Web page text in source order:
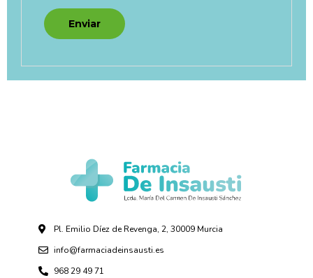
Pl. Emilio Díez de Revenga, 2, 30009 Murcia
info@farmaciadeinsausti.es
968 29 49 71